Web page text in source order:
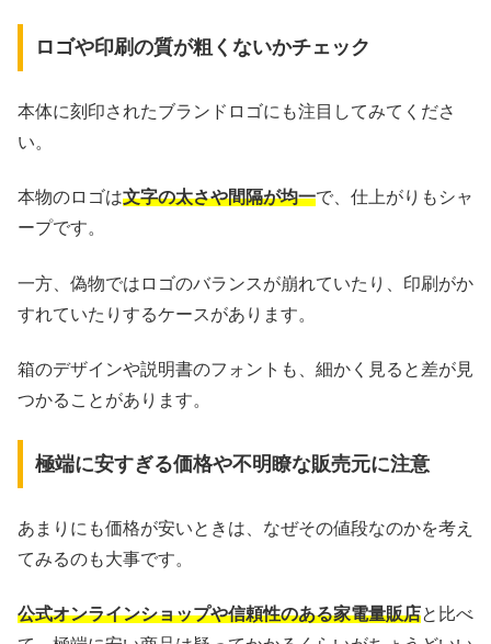
ロゴや印刷の質が粗くないかチェック
本体に刻印されたブランドロゴにも注目してみてくださ
い。
本物のロゴは文字の太さや間隔が均一で、仕上がりもシャ
ープです。
一方、偽物ではロゴのバランスが崩れていたり、印刷がか
すれていたりするケースがあります。
箱のデザインや説明書のフォントも、細かく見ると差が見
つかることがあります。
極端に安すぎる価格や不明瞭な販売元に注意
あまりにも価格が安いときは、なぜその値段なのかを考え
てみるのも大事です。
公式オンラインショップや信頼性のある家電量販店と比べ